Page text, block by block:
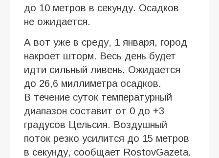
до 10 метров в секунду. Осадков
не ожидается.
А вот уже в среду, 1 января, город
накроет шторм. Весь день будет
идти сильный ливень. Ожидается
до 26,6 миллиметра осадков.
В течение суток температурный
диапазон составит от 0 до +3
градусов Цельсия. Воздушный
поток резко усилится до 15 метров
в секунду, сообщает RostovGazeta.